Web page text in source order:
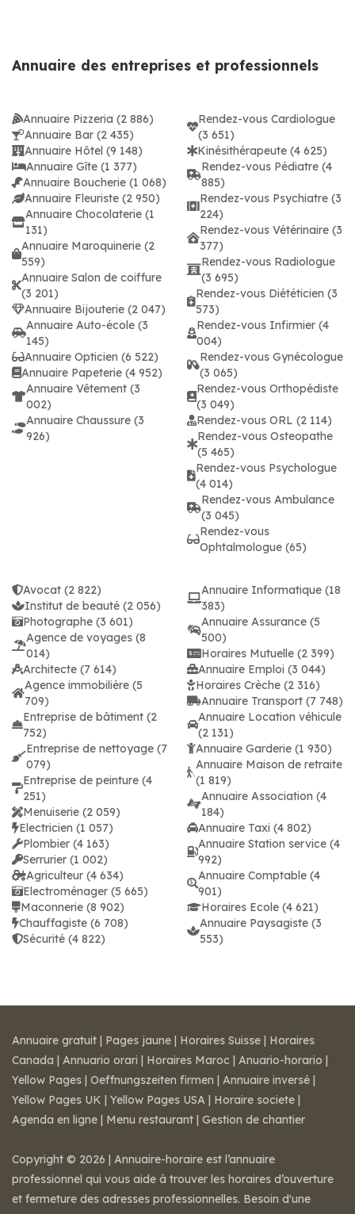
Annuaire des entreprises et professionnels
Annuaire Pizzeria (2 886)
Annuaire Bar (2 435)
Annuaire Hôtel (9 148)
Annuaire Gîte (1 377)
Annuaire Boucherie (1 068)
Annuaire Fleuriste (2 950)
Annuaire Chocolaterie (1
131)
Annuaire Maroquinerie (2
559)
Annuaire Salon de coiffure
(3 201)
Annuaire Bijouterie (2 047)
Annuaire Auto-école (3
145)
Annuaire Opticien (6 522)
Annuaire Papeterie (4 952)
Annuaire Vêtement (3
002)
Annuaire Chaussure (3
926)
Rendez-vous Cardiologue
(3 651)
Kinésithérapeute (4 625)
Rendez-vous Pédiatre (4
885)
Rendez-vous Psychiatre (3
224)
Rendez-vous Vétérinaire (3
377)
Rendez-vous Radiologue
(3 695)
Rendez-vous Diététicien (3
573)
Rendez-vous Infirmier (4
004)
Rendez-vous Gynécologue
(3 065)
Rendez-vous Orthopédiste
(3 049)
Rendez-vous ORL (2 114)
Rendez-vous Osteopathe
(5 465)
Rendez-vous Psychologue
(4 014)
Rendez-vous Ambulance
(3 045)
Rendez-vous
Ophtalmologue (65)
Avocat (2 822)
Institut de beauté (2 056)
Photographe (3 601)
Agence de voyages (8
014)
Architecte (7 614)
Agence immobilière (5
709)
Entreprise de bâtiment (2
752)
Entreprise de nettoyage (7
079)
Entreprise de peinture (4
251)
Menuiserie (2 059)
Electricien (1 057)
Plombier (4 163)
Serrurier (1 002)
Agriculteur (4 634)
Electroménager (5 665)
Maconnerie (8 902)
Chauffagiste (6 708)
Sécurité (4 822)
Annuaire Informatique (18
383)
Annuaire Assurance (5
500)
Horaires Mutuelle (2 399)
Annuaire Emploi (3 044)
Horaires Crèche (2 316)
Annuaire Transport (7 748)
Annuaire Location véhicule
(2 131)
Annuaire Garderie (1 930)
Annuaire Maison de retraite
(1 819)
Annuaire Association (4
184)
Annuaire Taxi (4 802)
Annuaire Station service (4
992)
Annuaire Comptable (4
901)
Horaires Ecole (4 621)
Annuaire Paysagiste (3
553)
Annuaire gratuit Pages jaune Horaires Suisse
Horaires
Canada
Annuario orari Horaires Maroc Anuario-horario
Yellow Pages
Oeffnungszeiten firmen Annuaire inversé
Yellow Pages UK
Yellow Pages USA Horaire societe
Agenda en ligne
Menu restaurant Gestion de chantier
Copyright © 2026 | Annuaire-horaire est l’annuaire
professionnel qui vous aide à trouver les horaires d’ouverture
et fermeture des adresses professionnelles. Besoin d'une